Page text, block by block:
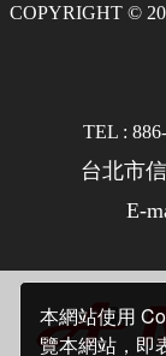
本網站使用
覽本網站，即
COPYRIGHT ©
TEL :
台北市
E-